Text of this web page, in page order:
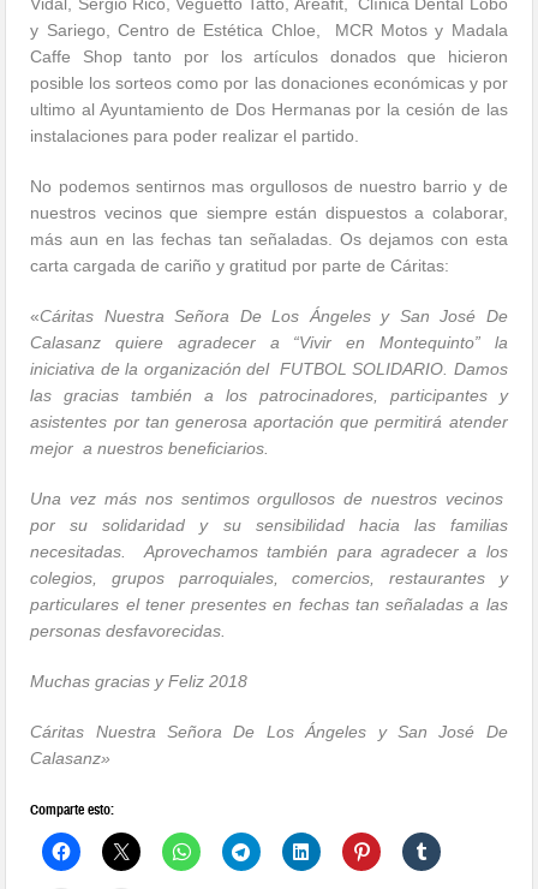
y Sariego, Centro de Estética Chloe, MCR Motos y Madala
Caffe Shop tanto por los artículos donados que hicieron
posible los sorteos como por las donaciones económicas y por
ultimo al Ayuntamiento de Dos Hermanas por la cesión de las
instalaciones para poder realizar el partido.
No podemos sentirnos mas orgullosos de nuestro barrio y de
nuestros vecinos que siempre están dispuestos a colaborar,
más aun en las fechas tan señaladas. Os dejamos con esta
carta cargada de cariño y gratitud por parte de Cáritas:
«Cáritas Nuestra Señora De Los Ángeles y San José De
Calasanz quiere agradecer a “Vivir en Montequinto” la
iniciativa de la organización del FUTBOL SOLIDARIO. Damos
las gracias también a los patrocinadores, participantes y
asistentes por tan generosa aportación que permitirá atender
mejor a nuestros beneficiarios.
Una vez más nos sentimos orgullosos de nuestros vecinos
por su solidaridad y su sensibilidad hacia las familias
necesitadas. Aprovechamos también para agradecer a los
colegios, grupos parroquiales, comercios, restaurantes y
particulares el tener presentes en fechas tan señaladas a las
personas desfavorecidas.
Muchas gracias y Feliz 2018
Cáritas Nuestra Señora De Los Ángeles y San José De
Calasanz»
Comparte esto: